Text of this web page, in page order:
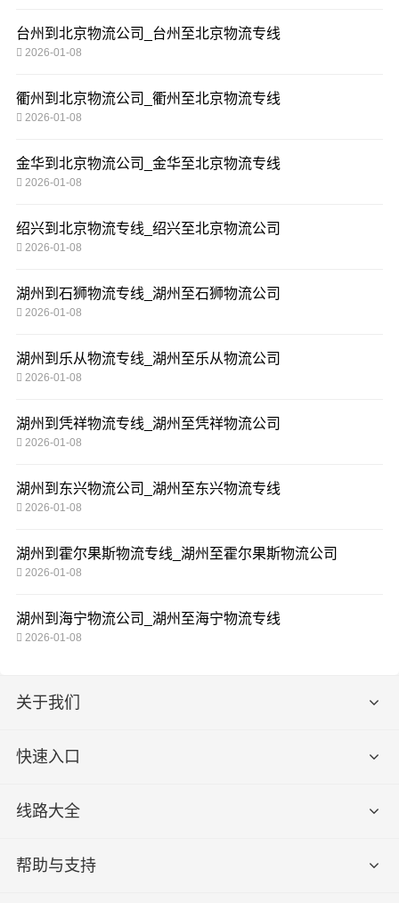
台州到北京物流公司_台州至北京物流专线
2026-01-08
衢州到北京物流公司_衢州至北京物流专线
2026-01-08
金华到北京物流公司_金华至北京物流专线
2026-01-08
绍兴到北京物流专线_绍兴至北京物流公司
2026-01-08
湖州到石狮物流专线_湖州至石狮物流公司
2026-01-08
湖州到乐从物流专线_湖州至乐从物流公司
2026-01-08
湖州到凭祥物流专线_湖州至凭祥物流公司
2026-01-08
湖州到东兴物流公司_湖州至东兴物流专线
2026-01-08
湖州到霍尔果斯物流专线_湖州至霍尔果斯物流公司
2026-01-08
湖州到海宁物流公司_湖州至海宁物流专线
2026-01-08
关于我们
快速入口
线路大全
帮助与支持